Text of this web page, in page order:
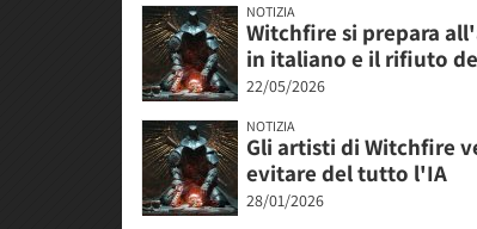
NOTIZIA
Witchfire si prepara
in italiano e il rifiuto
22/05/2026
NOTIZIA
Gli artisti di Witchfire
evitare del tutto l'IA
28/01/2026